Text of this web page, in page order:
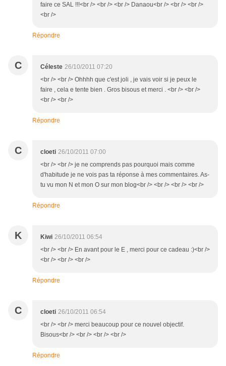
faire ce SAL !!!<br /> <br /> <br /> Danaou<br /> <br /> <br />
<br />
Répondre
C Céleste 26/10/2011 07:20
<br /> <br /> Ohhhh que c'est joli , je vais voir si je peux le
faire , cela e tente bien . Gros bisous et merci . <br /> <br />
<br /> <br />
Répondre
C cloeti 26/10/2011 07:00
<br /> <br /> je ne comprends pas pourquoi mais comme
d'habitude je ne vois pas ta réponse à mes commentaires. As-
tu vu mon N et mon O sur mon blog<br /> <br /> <br /> <br />
Répondre
K Kiwi 26/10/2011 06:54
<br /> <br /> En avant pour le E , merci pour ce cadeau :)<br />
<br /> <br /> <br />
Répondre
C cloeti 26/10/2011 06:54
<br /> <br /> merci beaucoup pour ce nouvel objectif.
Bisous<br /> <br /> <br /> <br />
Répondre